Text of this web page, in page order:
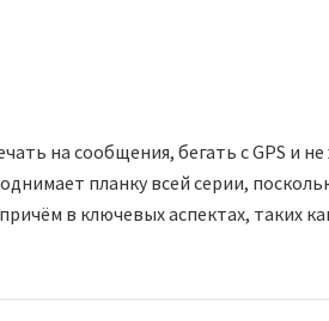
на сообщения, бегать с GPS и
планку всей серии,
в ключевых аспектах, таких